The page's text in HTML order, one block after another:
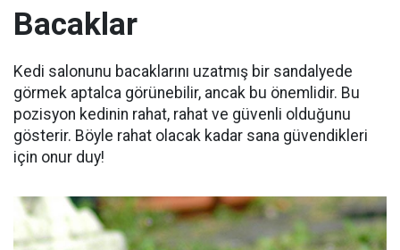
Bacaklar
Kedi salonunu bacaklarını uzatmış bir sandalyede
görmek aptalca görünebilir, ancak bu önemlidir. Bu
pozisyon kedinin rahat, rahat ve güvenli olduğunu
gösterir. Böyle rahat olacak kadar sana güvendikleri
için onur duy!